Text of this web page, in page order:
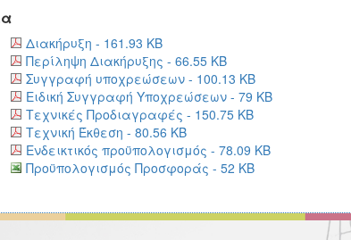
Διακήρυξη - 161.93 KB
Περίληψη Διακήρυξης - 66.55 KB
Συγγραφή υποχρεώσεων - 100.13 KB
Ειδική Συγγραφή Υποχρεώσεων - 79 KB
Τεχνικές Προδιαγραφές - 150.75 KB
Τεχνική Έκθεση - 80.56 KB
Ενδεικτικός προϋπολογισμός - 78.09 KB
Προϋπολογισμός Προσφοράς - 52 KB